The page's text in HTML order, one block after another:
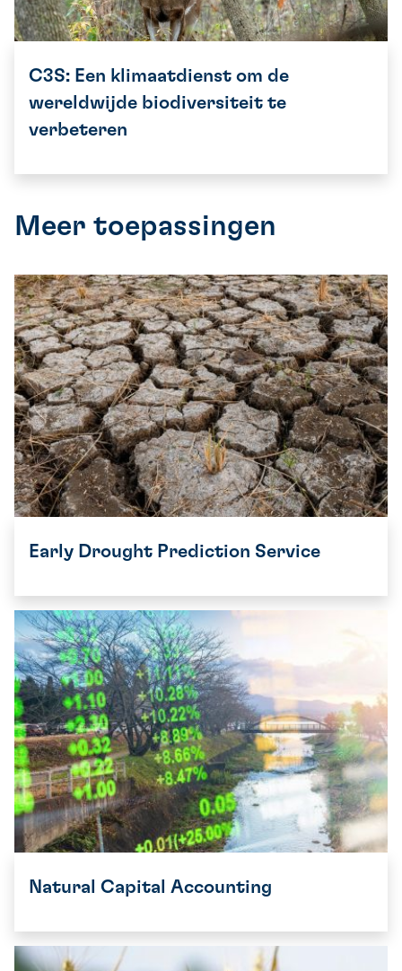
C3S: Een klimaatdienst om de
wereldwijde biodiversiteit te
verbeteren
Meer toepassingen
Early Drought Prediction Service
Natural Capital Accounting